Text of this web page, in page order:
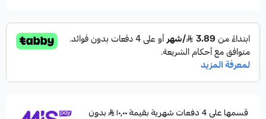
قسمها على 4 دفعات شهرية بقيمة ١٠٫٠٠
بدون